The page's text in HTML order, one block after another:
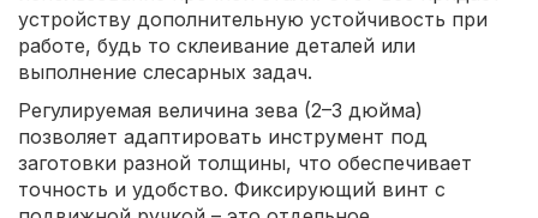
устройству дополнительную устойчивость при
работе, будь то склеивание деталей или
выполнение слесарных задач.
Регулируемая величина зева (2–3 дюйма)
позволяет адаптировать инструмент под
заготовки разной толщины, что обеспечивает
точность и удобство. Фиксирующий винт с